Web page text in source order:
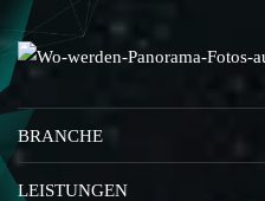
BRANCHE
LEISTUNGEN